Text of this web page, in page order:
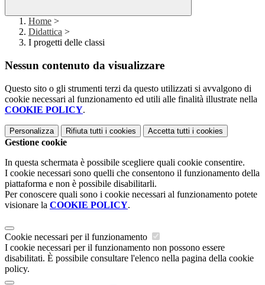
Home >
Didattica >
I progetti delle classi
Nessun contenuto da visualizzare
Questo sito o gli strumenti terzi da questo utilizzati si avvalgono di
cookie necessari al funzionamento ed utili alle finalità illustrate nella
COOKIE POLICY.
Personalizza Rifiuta tutti i cookies Accetta tutti i cookies
Gestione cookie
In questa schermata è possibile scegliere quali cookie consentire.
I cookie necessari sono quelli che consentono il funzionamento della
piattaforma e non è possibile disabilitarli.
Per conoscere quali sono i cookie necessari al funzionamento potete
visionare la COOKIE POLICY.
Cookie necessari per il funzionamento
I cookie necessari per il funzionamento non possono essere
disabilitati. È possibile consultare l'elenco nella pagina della cookie
policy.